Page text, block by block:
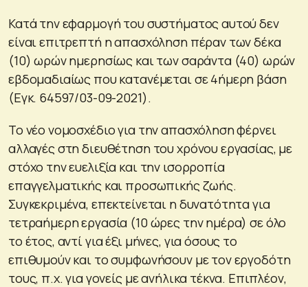
Κατά την εφαρμογή του συστήματος αυτού δεν
είναι επιτρεπτή η απασχόληση πέραν των δέκα
(10) ωρών ημερησίως και των σαράντα (40) ωρών
εβδομαδιαίως που κατανέμεται σε 4ήμερη βάση
(Εγκ. 64597/03-09-2021).
Το νέο νομοσχέδιο για την απασχόληση φέρνει
αλλαγές στη διευθέτηση του χρόνου εργασίας, με
στόχο την ευελιξία και την ισορροπία
επαγγελματικής και προσωπικής ζωής.
Συγκεκριμένα, επεκτείνεται η δυνατότητα για
τετραήμερη εργασία (10 ώρες την ημέρα) σε όλο
το έτος, αντί για έξι μήνες, για όσους το
επιθυμούν και το συμφωνήσουν με τον εργοδότη
τους, π.χ. για γονείς με ανήλικα τέκνα. Επιπλέον,